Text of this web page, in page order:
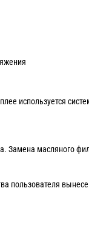
используется
масляного
пользователя